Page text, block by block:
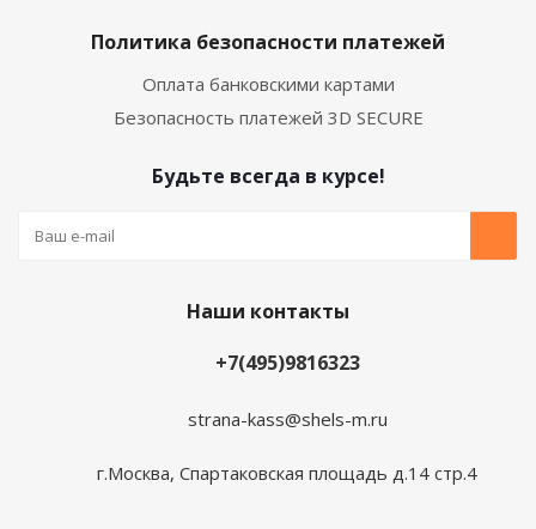
Политика безопасности платежей
Оплата банковскими картами
Безопасность платежей 3D SECURE
Будьте всегда в курсе!
Наши контакты
+7(495)9816323
strana-kass@shels-m.ru
г.Москва, Спартаковская площадь д.14 стр.4